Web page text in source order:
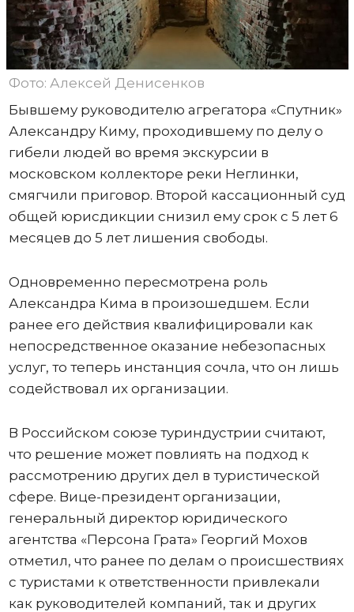
Фото: Алексей Денисенков
Бывшему руководителю агрегатора «Спутник»
Александру Киму, проходившему по делу о
гибели людей во время экскурсии в
московском коллекторе реки Неглинки,
смягчили приговор. Второй кассационный суд
общей юрисдикции снизил ему срок с 5 лет 6
месяцев до 5 лет лишения свободы.
Одновременно пересмотрена роль
Александра Кима в произошедшем. Если
ранее его действия квалифицировали как
непосредственное оказание небезопасных
услуг, то теперь инстанция сочла, что он лишь
содействовал их организации.
В Российском союзе туриндустрии считают,
что решение может повлиять на подход к
рассмотрению других дел в туристической
сфере. Вице-президент организации,
генеральный директор юридического
агентства «Персона Грата» Георгий Мохов
отметил, что ранее по делам о происшествиях
с туристами к ответственности привлекали
как руководителей компаний, так и других